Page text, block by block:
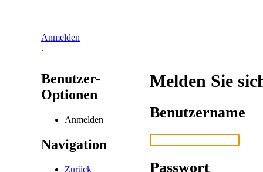
Anmelden
.
Benutzer-
Optionen
Anmelden
Navigation
Zurück
Melden Sie
Benutzername
Passwort